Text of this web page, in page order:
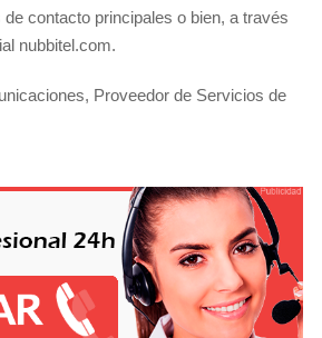
contacto principales o bien, a través
nubbitel.com.
Proveedor de Servicios de